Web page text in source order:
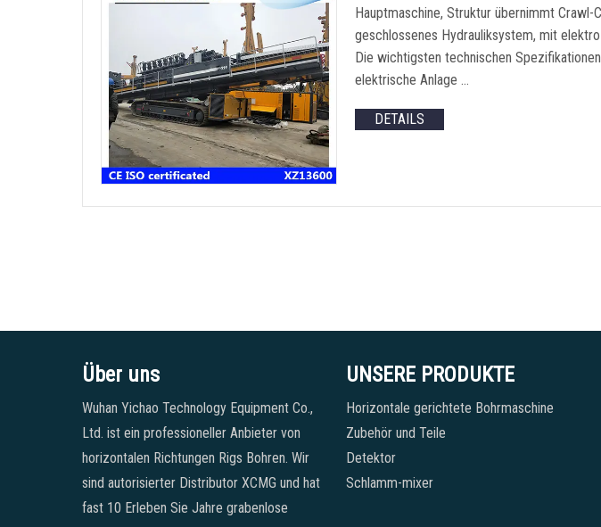
Hauptmaschine, Struktur übernimmt
geschlossenes Hydrauliksystem, mit
Die wichtigsten technischen
elektrische Anlage …
DETAILS
Über uns
Wuhan Yichao Technology Equipment Co.,
Ltd. ist ein professioneller Anbieter von
horizontalen Richtungen Rigs Bohren. Wir
sind autorisierter Distributor XCMG und hat
fast 10 Erleben Sie Jahre grabenlose
UNSERE PRODUKTE
Horizontale gerichtete Bohrmaschine
Zubehör und Teile
Detektor
Schlamm-mixer